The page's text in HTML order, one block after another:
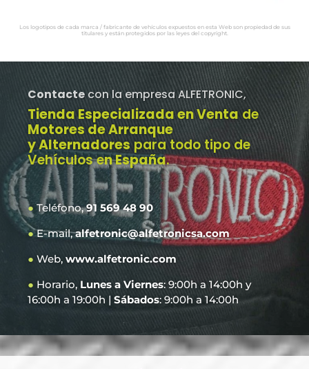
Los logotipos de cada marca / fabricante de vehículos expuestos en esta Web son propiedad de sus
titulares y están protegidos por las leyes del copyright.
Contacte con la empresa ALFETRONIC,
Tienda Especializada en Venta de
Motores de Arranque
y Alternadores para todo tipo de
Vehículos en España.
●Teléfono,91 569 48 90
●E-mail,alfetronic@alfetronicsa.com
● Web, www.alfetronic.com
● Horario, Lunes a Viernes: 9:00h a 14:00h y
16:00h a 19:00h | Sábados: 9:00h a 14:00h